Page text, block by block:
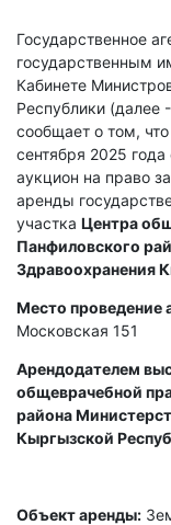
Государственное
государственным
Кабинете
Республики (далее
сообщает о том,
сентября 2025
аукцион на право
аренды
участка Центра
Панфиловского
Здравоохранения
Место проведение
Московская 151
Арендодателем
общеврачебной
района
Кыргызской
Объект аренды: